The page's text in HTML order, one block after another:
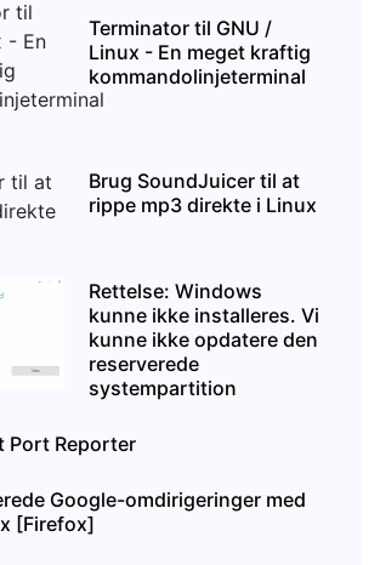
Terminator til GNU /
Linux - En meget kraftig
kommandolinjeterminal
Brug SoundJuicer til at
rippe mp3 direkte i Linux
Rettelse: Windows
kunne ikke installeres. Vi
kunne ikke opdatere den
reserverede
systempartition
Port Reporter
Google-omdirigeringer med
[Firefox]